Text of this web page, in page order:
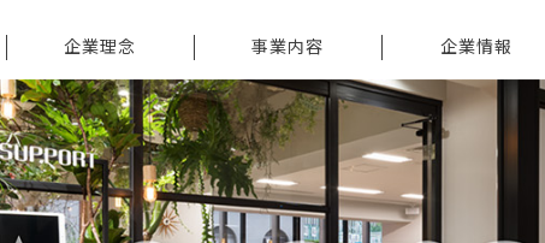
企業理念
CORPORATE
PHILOSOPHY
VISION
事業内容
派遣サービス
紹介サービス
シェアリングサービス
食品・ヘルスケア製品の
研究開発支援
企業情報
トップメッセージ
会社情報
役員情報